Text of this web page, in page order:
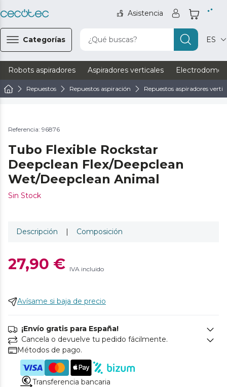
Asistencia
Categorías ¿Qué buscas? ES
Robots aspiradores Aspiradores verticales
Repuestos Repuestos aspiración Repuestos aspiradores
Referencia: 96876
Tubo Flexible Rockstar
Deepclean Flex/Deepclean
Wet/Deepclean Animal
Sin Stock
Descripción | Composición
27,90 € IVA incluido
Avísame si baja de precio
¡Envío gratis para España!
Cancela o devuelve tu pedido fácilmente.
Métodos de pago.
Transferencia bancaria